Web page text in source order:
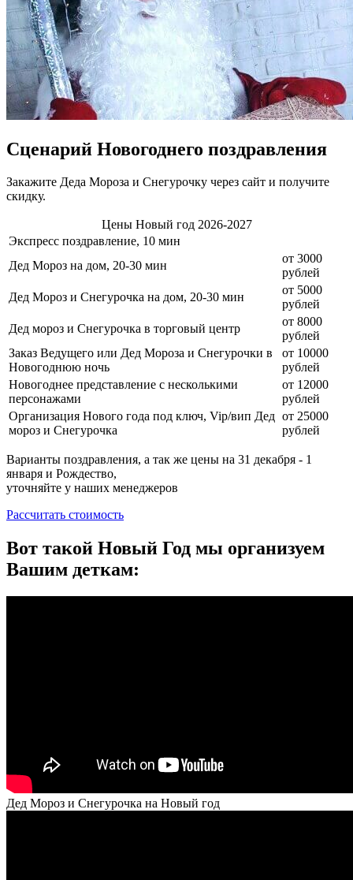
Сценарий Новогоднего поздравления
Закажите Деда Мороза и Снегурочку через сайт и получите
скидку.
Цены Новый год 2026-2027
Экспресс поздравление, 10 мин
Дед Мороз на дом, 20-30 мин
от 3000
рублей
Дед Мороз и Снегурочка на дом, 20-30 мин
от 5000
рублей
Дед мороз и Снегурочка в торговый центр
от 8000
рублей
Заказ Ведущего или Дед Мороза и Снегурочки в
Новогоднюю ночь
от 10000
рублей
Новогоднее представление с несколькими
персонажами
от 12000
рублей
Организация Нового года под ключ, Vip/вип Дед
мороз и Снегурочка
от 25000
рублей
Варианты поздравления, а так же цены на 31 декабря - 1
января и Рождество,
уточняйте у наших менеджеров
Рассчитать стоимость
Вот такой Новый Год мы организуем
Вашим деткам:
Дед Мороз и Снегурочка на Новый год